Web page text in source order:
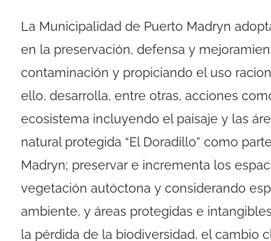
La Municipalidad de Puerto Madryn
en la preservación, defensa y
contaminación y propiciando el uso
ello, desarrolla, entre otras, acciones
ecosistema incluyendo el paisaje y las
natural protegida “El Doradillo” como
Madryn; preservar e incrementa los
vegetación autóctona y considerando
ambiente, y áreas protegidas e
la pérdida de la biodiversidad, el cambio